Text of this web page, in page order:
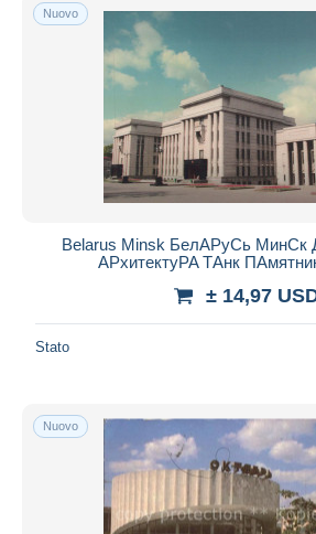
Nuovo
Belarus Minsk БелAPуCь
APхитектуPA ТAнк
± 14,97
Stato
Nuovo